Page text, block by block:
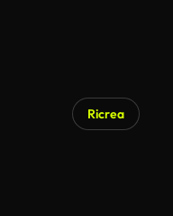
Ricrea